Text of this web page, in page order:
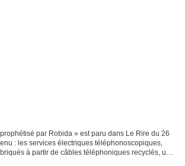
par Robida » est paru dans Le Rire du 26
: les services électriques téléphonoscopiques,
à partir de câbles téléphoniques recyclés, une